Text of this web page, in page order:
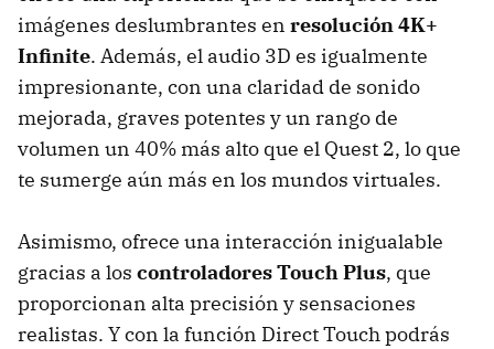
imágenes deslumbrantes en resolución 4K+
Infinite. Además, el audio 3D es igualmente
impresionante, con una claridad de sonido
mejorada, graves potentes y un rango de
volumen un 40% más alto que el Quest 2, lo que
te sumerge aún más en los mundos virtuales.
Asimismo, ofrece una interacción inigualable
gracias a los controladores Touch Plus, que
proporcionan alta precisión y sensaciones
realistas. Y con la función Direct Touch podrás